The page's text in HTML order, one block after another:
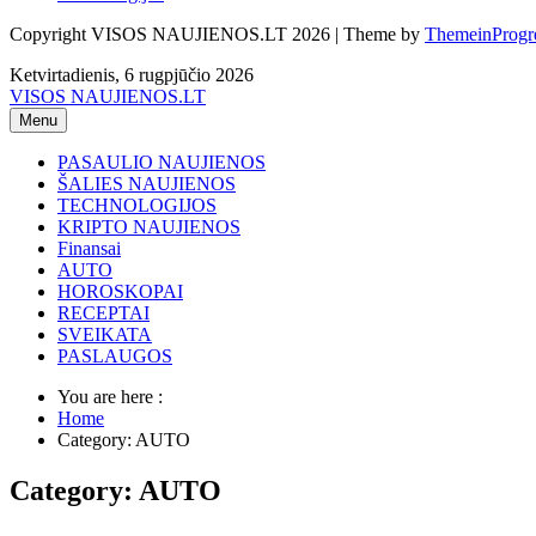
Copyright VISOS NAUJIENOS.LT 2026 | Theme by
Ketvirtadienis, 6 rugpjūčio 2026
VISOS NAUJIENOS.LT
Menu
PASAULIO NAUJIENOS
ŠALIES NAUJIENOS
TECHNOLOGIJOS
KRIPTO NAUJIENOS
Finansai
AUTO
HOROSKOPAI
RECEPTAI
SVEIKATA
PASLAUGOS
You are here :
Home
Category: AUTO
Category: AUTO